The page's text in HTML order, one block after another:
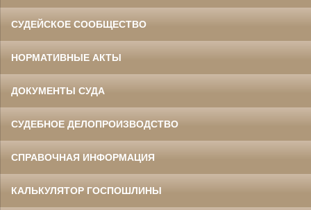
СУДЕЙСКОЕ СООБЩЕСТВО
НОРМАТИВНЫЕ АКТЫ
ДОКУМЕНТЫ СУДА
СУДЕБНОЕ ДЕЛОПРОИЗВОДСТВО
СПРАВОЧНАЯ ИНФОРМАЦИЯ
КАЛЬКУЛЯТОР ГОСПОШЛИНЫ